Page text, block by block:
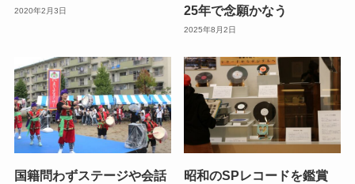
2020年2月3日
25年で念願かなう
2025年8月2日
国籍問わずステージや会話
昭和のSPレコードを鑑賞